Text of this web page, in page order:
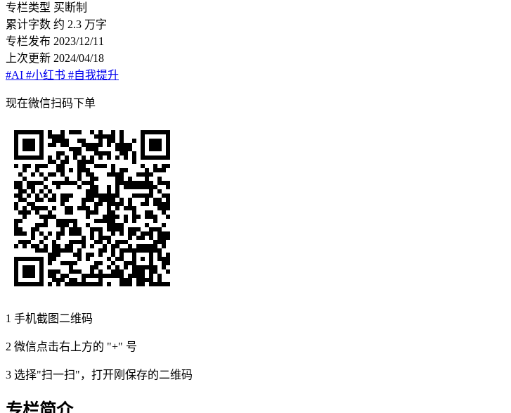
专栏类型 买断制
累计字数 约 2.3 万字
专栏发布 2023/12/11
上次更新 2024/04/18
#AI #小红书 #自我提升
现在微信扫码下单
1 手机截图二维码
2 微信点击右上方的 "+" 号
3 选择"扫一扫"，打开刚保存的二维码